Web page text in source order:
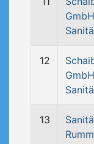
GmbH
12
GmbH
13